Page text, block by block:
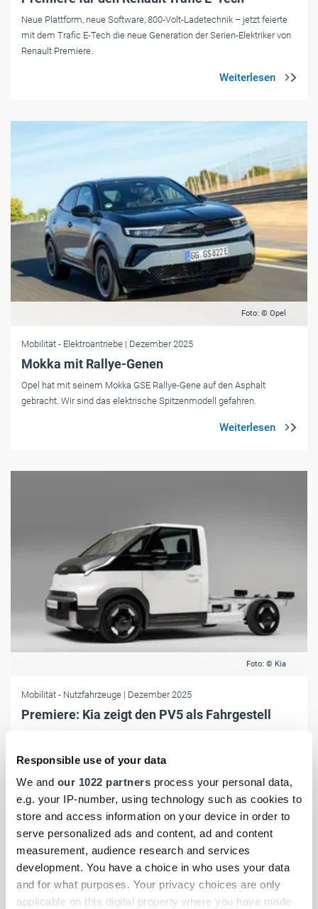
Responsible use of your data
We and our 1022 partners process your personal data,
e.g. your IP-number, using technology such as cookies to
store and access information on your device in order to
serve personalized ads and content, ad and content
measurement, audience research and services
development. You have a choice in who uses your data
and for what purposes. Your privacy choices are only
applicable on this digital property where you have made
Neue Plattform, neue Software, 800-Volt-Ladetechnik – jetzt feierte
mit dem Trafic E-Tech die neue Generation der Serien-Elektriker von
Renault Premiere.
Foto: © Opel
Mobilität - Elektroantriebe | Dezember 2025
Mokka mit Rallye-Genen
Opel hat mit seinem Mokka GSE Rallye-Gene auf den Asphalt
gebracht. Wir sind das elektrische Spitzenmodell gefahren.
Foto: © Kia
Mobilität - Nutzfahrzeuge | Dezember 2025
Premiere: Kia zeigt den PV5 als Fahrgestell